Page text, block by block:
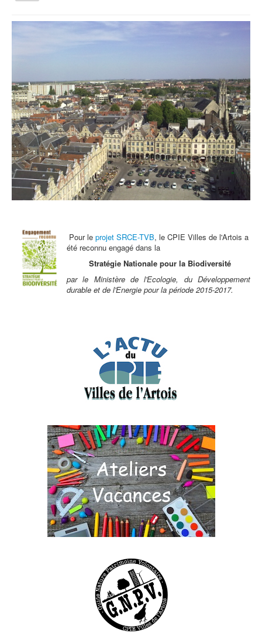
la
Vous êtes ici :
Accueil La fête de la châtaigne
Animations et éducation
Accompagnement du territoire et ingénierie
Espace Info Energie
Guide Nature Patrimoine Volontaire (GNPV)
Centre de Ressources du Territoire (CRT)
Contact
Pour le projet SRCE-TVB, le CPIE Villes de l'Artois a
été reconnu engagé dans la
Stratégie Nationale pour la Biodiversité
par le Ministère de l'Ecologie, du Développement
durable et de l'Energie pour la période 2015-2017.